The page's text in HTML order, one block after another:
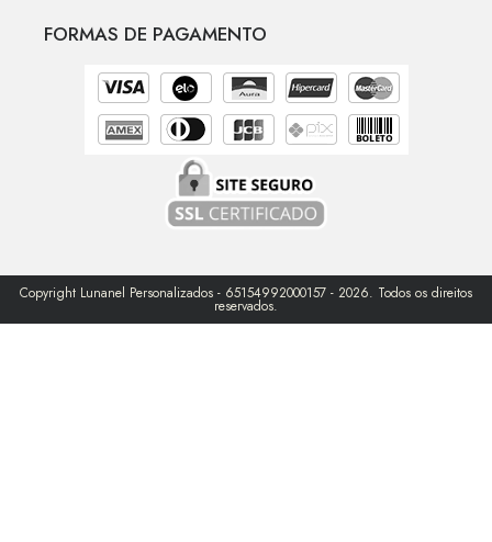
FORMAS DE PAGAMENTO
Copyright Lunanel Personalizados - 65154992000157 - 2026. Todos os direitos
reservados.